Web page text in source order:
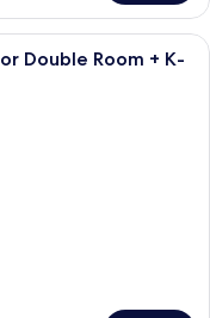
de hotel moderna
Double Room + K-